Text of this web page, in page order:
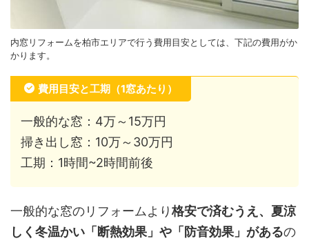
内窓リフォームを柏市エリアで行う費用目安としては、下記の費用がか
かります。
費用目安と工期（1窓あたり）
一般的な窓：4万～15万円
掃き出し窓：10万～30万円
工期：1時間~2時間前後
一般的な窓のリフォームより格安で済むうえ、夏涼
しく冬温かい「断熱効果」や「防音効果」があるの